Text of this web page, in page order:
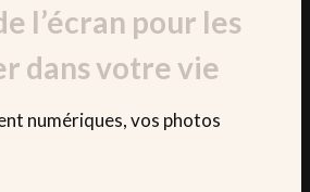
l’écran pour les
dans votre vie
numériques, vos photos